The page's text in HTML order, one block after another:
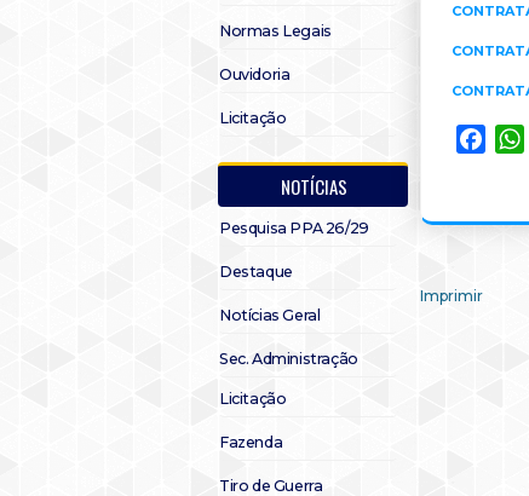
Normas Legais
Ouvidoria
Licitação
NOTÍCIAS
Pesquisa PPA 26/29
Destaque
Notícias Geral
Sec. Administração
Licitação
Fazenda
Tiro de Guerra
Imprimir